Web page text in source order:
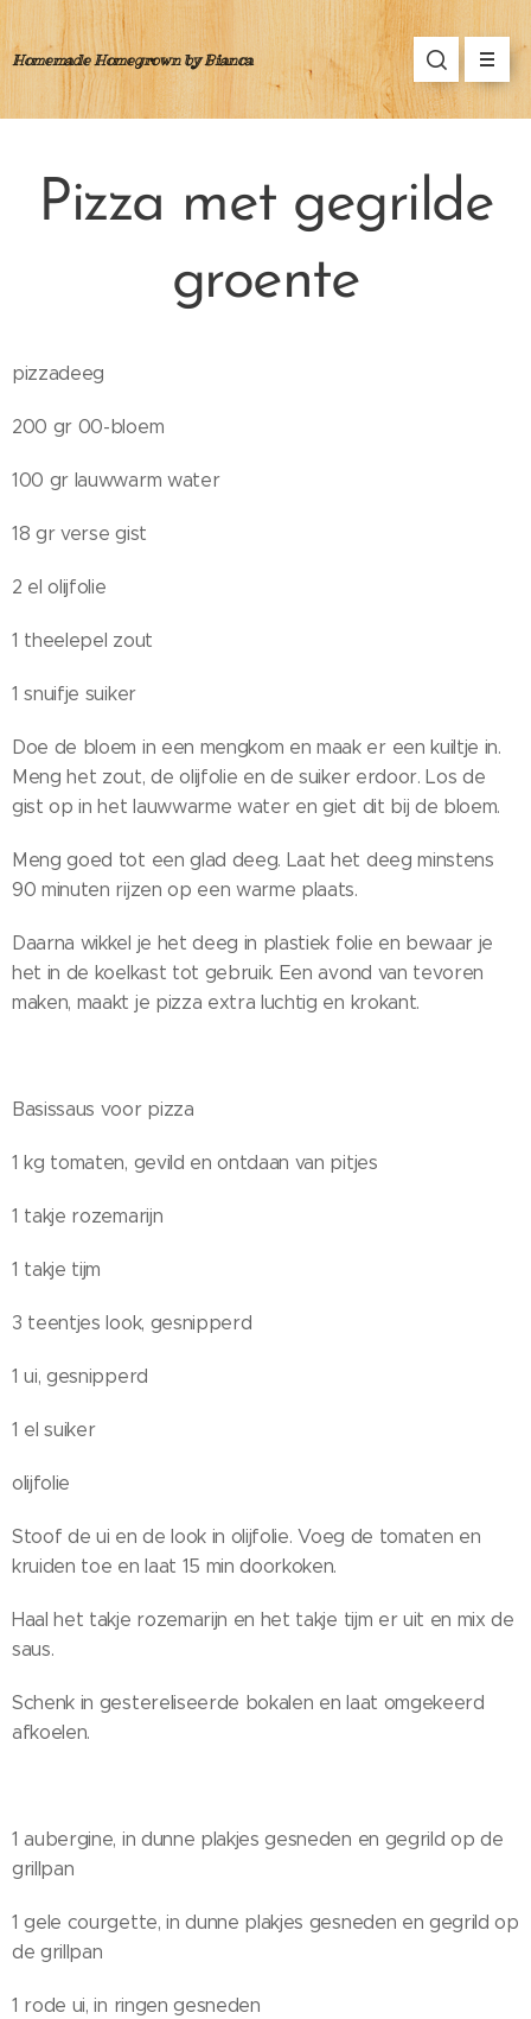
Homemade Homegrown by Bianca
Pizza met gegrilde
groente
pizzadeeg
200 gr 00-bloem
100 gr lauwwarm water
18 gr verse gist
2 el olijfolie
1 theelepel zout
1 snuifje suiker
Doe de bloem in een mengkom en maak er een kuiltje in.
Meng het zout, de olijfolie en de suiker erdoor. Los de
gist op in het lauwwarme water en giet dit bij de bloem.
Meng goed tot een glad deeg. Laat het deeg minstens
90 minuten rijzen op een warme plaats.
Daarna wikkel je het deeg in plastiek folie en bewaar je
het in de koelkast tot gebruik. Een avond van tevoren
maken, maakt je pizza extra luchtig en krokant.
Basissaus voor pizza
1 kg tomaten, gevild en ontdaan van pitjes
1 takje rozemarijn
1 takje tijm
3 teentjes look, gesnipperd
1 ui, gesnipperd
1 el suiker
olijfolie
Stoof de ui en de look in olijfolie. Voeg de tomaten en
kruiden toe en laat 15 min doorkoken.
Haal het takje rozemarijn en het takje tijm er uit en mix de
saus.
Schenk in gestereliseerde bokalen en laat omgekeerd
afkoelen.
1 aubergine, in dunne plakjes gesneden en gegrild op de
grillpan
1 gele courgette, in dunne plakjes gesneden en gegrild op
de grillpan
1 rode ui, in ringen gesneden